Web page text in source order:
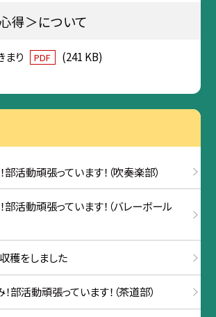
得＞について
まり PDF (241 KB)
活動頑張っています！（吹奏楽部）
活動頑張っています！（バレーボール
穫をしました
部活動頑張っています！（茶道部）